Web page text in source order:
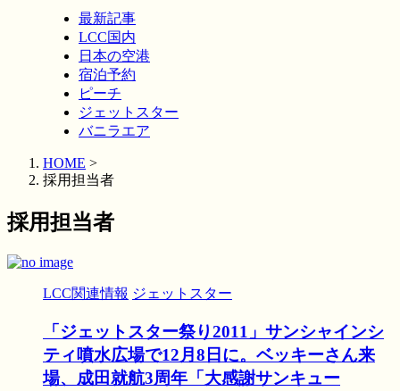
最新記事
LCC国内
日本の空港
宿泊予約
ピーチ
ジェットスター
バニラエア
HOME >
採用担当者
採用担当者
LCC関連情報 ジェットスター
「ジェットスター祭り2011」サンシャインシ
ティ噴水広場で12月8日に。ベッキーさん来
場、成田就航3周年「大感謝サンキュー